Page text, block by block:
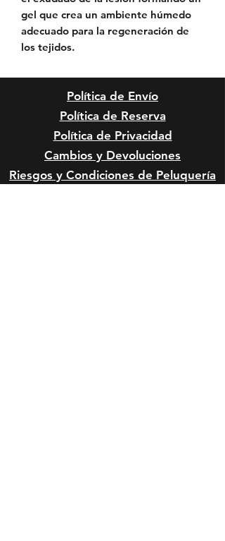
gel que crea un ambiente húmedo
adecuado para la regeneración de
los tejidos.
Política de Envío
Política de Reserva
Política de Privacidad
Cambios y Devoluciones
Riesgos y Condiciones de Peluquería